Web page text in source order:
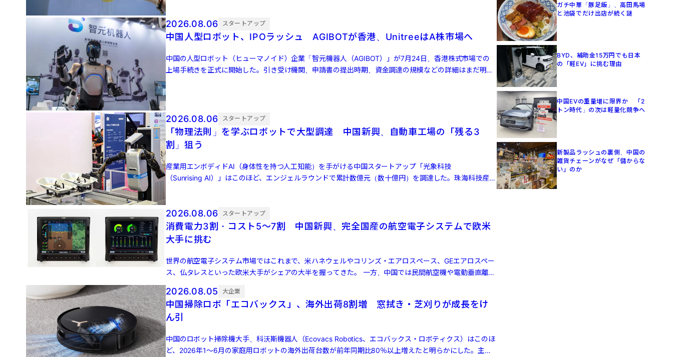
2026.08.06 スタートアップ
中国人型ロボット、IPOラッシュ AGIBOTが香港、UnitreeはA株市場へ
中国の人型ロボット（ヒューマノイド）企業「智元機器人（AGIBOT）」が7月24日、香港株式市場での
上場手続きを正式に開始した。引き受け機関、申請書の提出時期、資金調達の規模などの詳細はまだ明ら
かにされていない。「宇樹科 […]
2026.08.06 スタートアップ
「物理法則」を学ぶロボットで大型調達 中国新興、自動車工場の「残る3
割」狙う
産業用エンボディドAI（身体性を持つ人工知能）を手がける中国スタートアップ「光象科技
（Sunrising AI）」はこのほど、エンジェルラウンドで累計数億元（数十億円）を調達した。珠海科技産業
2026.08.06 スタートアップ
消費電力3割・コスト5〜7割 中国新興、完全国産の航空電子システムで欧米
大手に挑む
世界の航空電子システム市場ではこれまで、米ハネウェルやコリンズ・エアロスペース、GEエアロスペー
ス、仏タレスといった欧米大手がシェアの大半を握ってきた。 一方、中国では民間航空機や電動垂直離着
陸機（eVTOL）など新たな […]
2026.08.05 大企業
中国掃除ロボ「エコバックス」、海外出荷8割増 窓拭き・芝刈りが成長をけ
ん引
中国のロボット掃除機大手、科沃斯機器人（Ecovacs Robotics、エコバックス・ロボティクス）はこのほ
ど、2026年1～6月の家庭用ロボットの海外出荷台数が前年同期比80％以上増えたと明らかにした。主な
ガチ中華「豚足飯」、高田馬場
と池袋でだけ出店が続く謎
BYD、補助金15万円でも日本
の「軽EV」に挑む理由
中国EVの重量増に限界か 「2
トン時代」の次は軽量化競争へ
新製品ラッシュの裏側、中国の
雑貨チェーンがなぜ「儲からな
い」のか